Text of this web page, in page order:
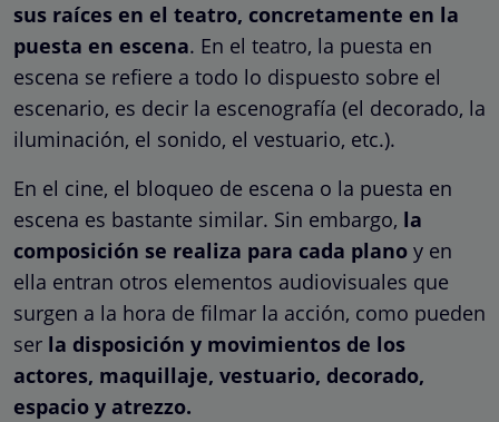
sus raíces en el teatro, concretamente en la
puesta en escena. En el teatro, la puesta en
escena se refiere a todo lo dispuesto sobre el
escenario, es decir la escenografía (el decorado, la
iluminación, el sonido, el vestuario, etc.).
En el cine, el bloqueo de escena o la puesta en
escena es bastante similar. Sin embargo, la
composición se realiza para cada plano y en
ella entran otros elementos audiovisuales que
surgen a la hora de filmar la acción, como pueden
ser la disposición y movimientos de los
actores, maquillaje, vestuario, decorado,
espacio y atrezzo.